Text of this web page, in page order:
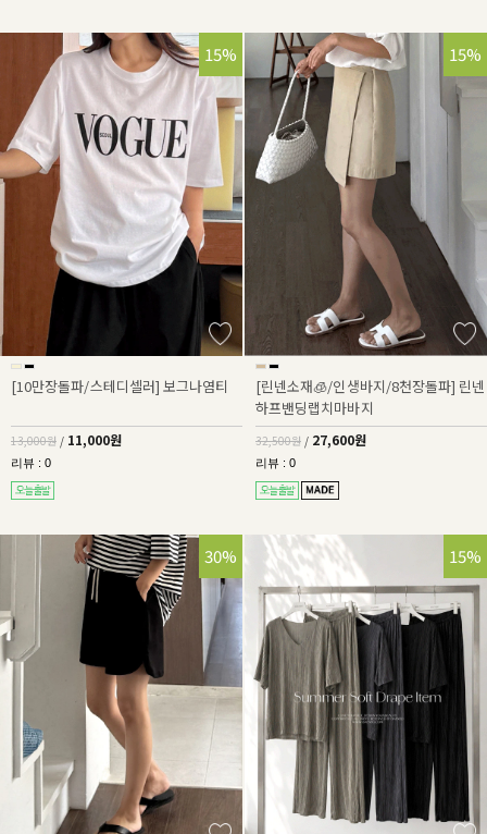
15%
[10만장돌파/스테디셀러] 보그나염티
13,000원 / 11,000원
리뷰 : 0
15%
[린넨소재🧊/인생바지/8천장돌파] 린넨
하프밴딩랩치마바지
32,500원 / 27,600원
리뷰 : 0
30% 15%